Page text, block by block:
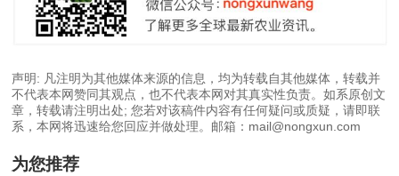
声明: 凡注明为其他媒体来源的信息，均为转载自其他媒体，转载并
不代表本网赞同其观点，也不代表本网对其真实性负责。如系原创文
章，转载请注明出处; 您若对该稿件内容有任何疑问或质疑，请即联
系，本网将迅速给您回应并做处理。邮箱：mail@nongxun.com
为您推荐